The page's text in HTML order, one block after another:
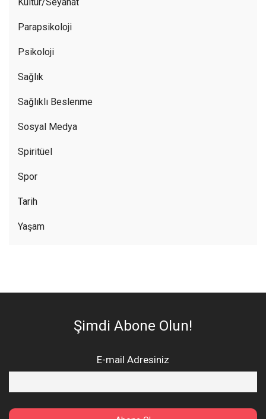
Parapsikoloji
Psikoloji
Sağlık
Sağlıklı Beslenme
Sosyal Medya
Spiritüel
Spor
Tarih
Yaşam
Şimdi Abone Olun!
E-mail Adresiniz